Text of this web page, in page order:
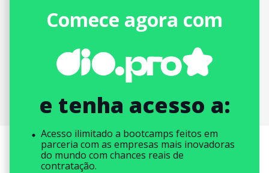
Comece agora com
e tenha acesso a:
Acesso ilimitado a bootcamps feitos em
parceria com as empresas mais inovadoras
do mundo com chances reais de
contratação.